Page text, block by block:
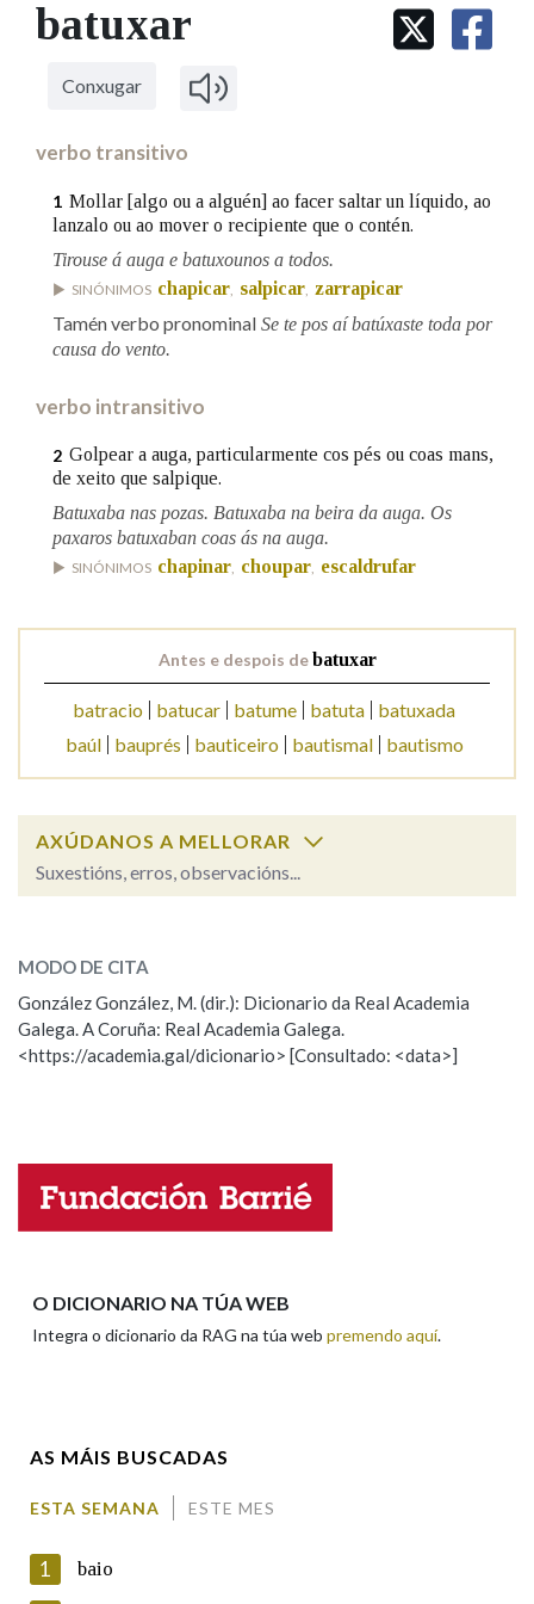
IDENTIDADE CORPORATIVA
MARCIAL DEL ADALID
FIGURAS HOMENAXEADAS
Facebook
TwitterYoutubeInstagram
Bluesky
BUSCAR NOS LEMAS
Comeza por
Contén
Nas definicións
Nos exemplos
OUTRAS OPCIÓNS DE BUSCA
Marcas gramaticais
Pertence a
batuxar
Conxugar
verbo transitivo
1 Mollar [algo ou a alguén] ao facer saltar un líquido, ao
lanzalo ou ao mover o recipiente que o contén.
Tirouse á auga e batuxounos a todos.
SINÓNIMOS chapicar salpicar zarrapicar
Tamén verbo pronominal Se te pos aí batúxaste toda por
causa do vento.
verbo intransitivo
2 Golpear a auga, particularmente cos pés ou coas mans,
de xeito que salpique.
Batuxaba nas pozas. Batuxaba na beira da auga. Os
paxaros batuxaban coas ás na auga.
SINÓNIMOS chapinar choupar escaldrufar
Antes e despois debatuxar
batracio batucar batume batuta
batuxada
baúl
bauprés bauticeiro bautismal bautismo
AXÚDANOS A MELLORAR
Suxestións, erros, observacións...
ESCOLLE UNHA OPCIÓN:
Observación Hai un erro na palabra
Propoño mellorar a definición
Nome
MODO DE CITA
González González, M. (dir.): Dicionario da Real Academia
Galega. A Coruña: Real Academia Galega.
<https://academia.gal/dicionario> [Consultado: <data>]
O DICIONARIO NA TÚA WEB
Integra o dicionario da RAG na túa web premendo aquí.
AS MÁIS BUSCADAS
ESTA SEMANA ESTE MES
1 baio